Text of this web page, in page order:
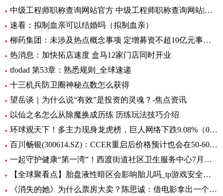
中级工程师职称查询网站官方 中级工程师职称查询网站|世界今日讯
速看：拟制血亲可以结婚吗（拟制血亲）
柳药集团：未涉及热点概念事项 定增募资不超10亿元事项目前处于审核阶段 环球速看
热消息：加快拓店速度 盒马12家门店同时开业
tfodad 第53章：熟悉规则_全球速递
十三机兵防卫圈神秘点数怎么获得
望岳谈｜为什么说“有效”是投资的灵魂？-焦点资讯
以仙之名怎么从除魔换成历练 历练玩法技巧介绍
环球观天下！多主力现身龙虎榜，巨人网络下跌9.08%（06-30）
百川畅银(300614.SZ)：CCER重启后价格预计也会在50-60元/吨左右
一起守护健康“第一湾”！西渡街道社区卫生服务中心7月专病门诊一览表出炉_环球滚动
【全球聚看点】胎盘液性暗区会影响胎儿吗_tp游戏安全中心
《消失的她》为什么票房大卖？陈思诚：借电影拿出一个生活的剖面